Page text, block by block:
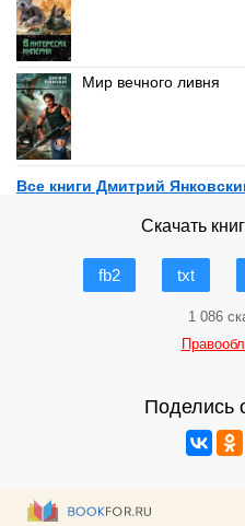
Мир вечного ливня
Все книги Дмитрий
Скачать
fb2 txt
1 086
Поделись